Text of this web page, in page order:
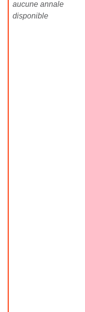
aucune annale
disponible